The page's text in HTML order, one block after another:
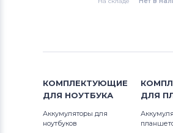
Аккумуляторы для
G7
13z (1370)
13z (5323)
КОМПЛЕКТУЮЩИЕ
ДЛЯ НОУТБУКА
Аккумуляторы для
ноутбуков
ДЛЯ